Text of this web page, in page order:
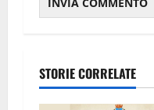
STORIE CORRELATE